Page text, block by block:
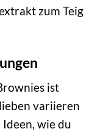
zum Teig
ist
variieren
wie du